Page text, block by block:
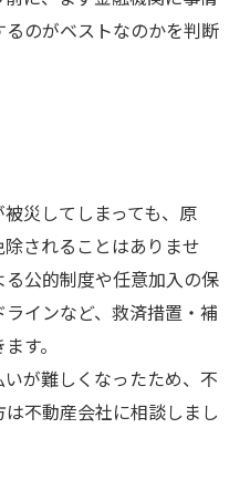
のがベストなのかを判断
災してしまっても、原
されることはありませ
公的制度や任意加入の保
インなど、救済措置・補
す。
いが難しくなったため、不
不動産会社に相談しまし